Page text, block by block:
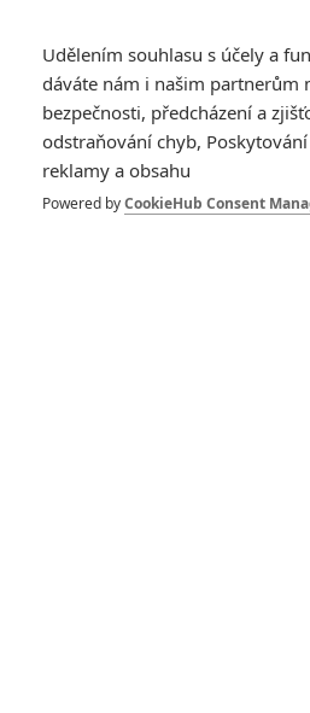
překvapivě emotivní a osobní film
1 ČLÁNEK | 30.07.2026 03:42
Velké preview: Odyssea - seznamte
obsazením
Udělením souhlasu s účely a
dáváte nám i našim partnerům
bezpečnosti, předcházení a
odstraňování chyb,
reklamy a obsahu
Powered byCookieHub Consent